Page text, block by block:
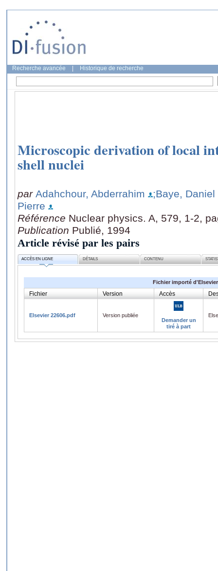
Recherche avancée Historique de recherche
Microscopic derivation of local
shell nuclei
par Adahchour, Abderrahim
;Baye, Daniel
Pierre
Référence Nuclear physics. A, 579, 1-2,
Publication Publié, 1994
Article révisé par les pairs
ACCÈS EN LIGNE DÉTAILS CONTENU
Fichier importé d'Elsevier
Fichier Version Accès
Elsevier 22606.pdf
Version publiée
Demander un
tiré à part